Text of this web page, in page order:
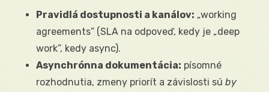
Pravidlá dostupnosti a kanálov: „working
agreements” (SLA na odpoveď, kedy je „deep
work”, kedy async).
Asynchrónna dokumentácia: písomné
rozhodnutia, zmeny priorít a závislosti sú by